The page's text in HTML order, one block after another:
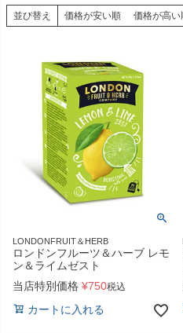
並び替え 価格が安い順 価格が高い
LONDONFRUIT＆HERB
ロンドンフルーツ＆ハーブ レモ
ン＆ライムゼスト
当店特別価格 ¥750税込
カートに入れる